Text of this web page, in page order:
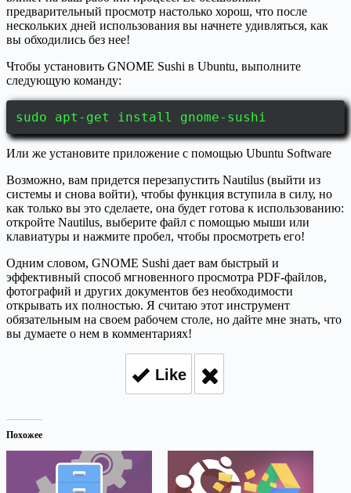
предварительный просмотр настолько хорош, что после
нескольких дней использования вы начнете удивляться, как
вы обходились без нее!
Чтобы установить GNOME Sushi в Ubuntu, выполните
следующую команду:
sudo apt-get install gnome-sushi
Или же установите приложение с помощью Ubuntu Software
Возможно, вам придется перезапустить Nautilus (выйти из
системы и снова войти), чтобы функция вступила в силу, но
как только вы это сделаете, она будет готова к использованию:
откройте Nautilus, выберите файл с помощью мыши или
клавиатуры и нажмите пробел, чтобы просмотреть его!
Одним словом, GNOME Sushi дает вам быстрый и
эффективный способ мгновенного просмотра PDF-файлов,
фотографий и других документов без необходимости
открывать их полностью. Я считаю этот инструмент
обязательным на своем рабочем столе, но дайте мне знать, что
вы думаете о нем в комментариях!
Like
Похожее